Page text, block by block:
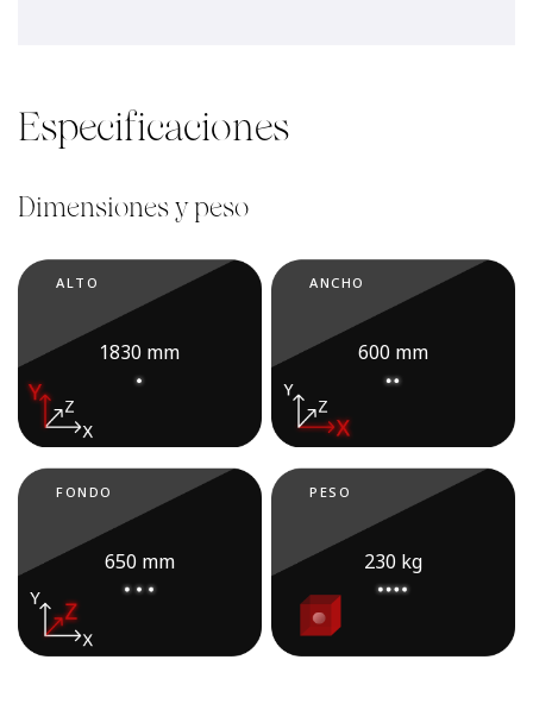
Especificaciones
Dimensiones y peso
ALTO
1830 mm
ANCHO
600 mm
FONDO
650 mm
PESO
230 kg